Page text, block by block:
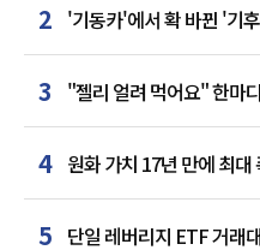
2 '기동카'에서 확 바뀐 '기
카드사 경쟁
3
"젤리 얼려 먹어요" 한마
된 SNS
4 원화 가치 17년 만에 최
5 단일 레버리지 ETF 거래